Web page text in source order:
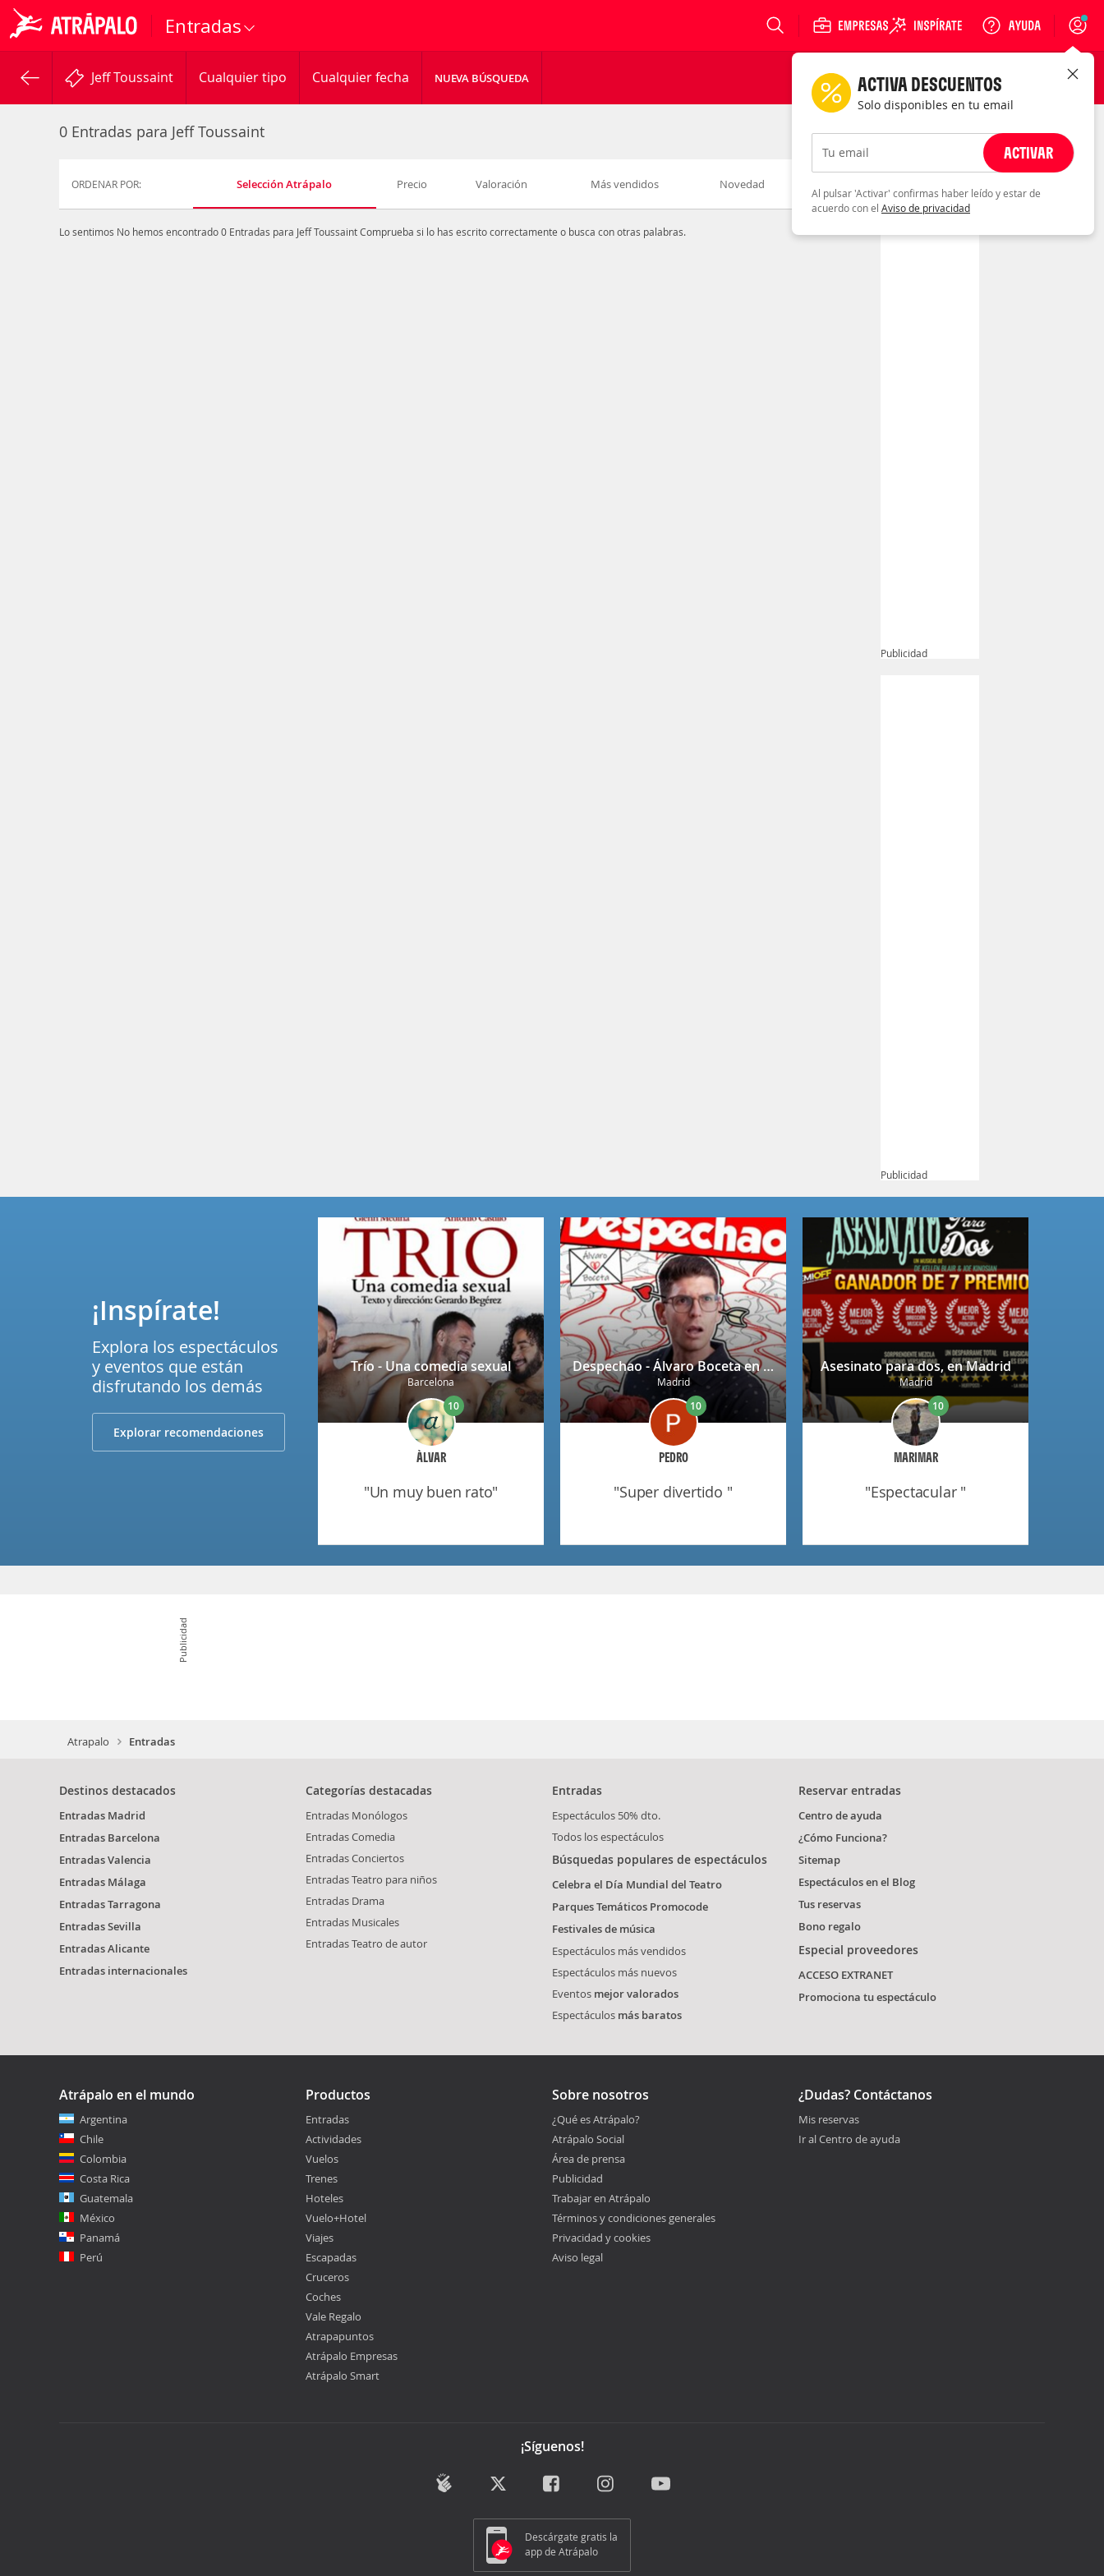
Entradas Login
Jeff Toussaint Cualquier tipo Cualquier fecha NUEVA BÚSQUEDA
0 Entradas para Jeff Toussaint
ORDENAR POR: Selección Atrápalo Precio Valoración Más vendidos Novedad
Lo sentimos No hemos encontrado 0 Entradas para Jeff ToussaintComprueba si lo has escrito correctamente o busca con otras palabras.
Publicidad
Publicidad
Trío - Una comedia sexual
Barcelona
ÀLVAR
10
"un muy buen rato"
Despechao - Álvaro Boceta en Madrid
Madrid
PEDRO
10
"super divertido "
Asesinato para dos, en Madrid
Madrid
MARIMAR
10
"espectacular "
¡Inspírate!
Explora los espectáculos
y eventos que están
disfrutando los demás
Explorar recomendaciones
Publicidad
Atrapalo Entradas
Destinos destacados
Entradas Madrid
Entradas Barcelona
Entradas Valencia
Entradas Málaga
Entradas Tarragona
Entradas Sevilla
Entradas Alicante
Entradas internacionales
Categorías destacadas
Entradas Monólogos
Entradas Comedia
Entradas Conciertos
Entradas Teatro para niños
Entradas Drama
Entradas Musicales
Entradas Teatro de autor
Entradas
Espectáculos 50% dto.
Todos los espectáculos
Búsquedas populares de espectáculos
Celebra el Día Mundial del Teatro
Parques Temáticos Promocode
Festivales de música
Espectáculos más vendidos
Espectáculos más nuevos
Eventos mejor valorados
Espectáculos más baratos
Reservar entradas
Centro de ayuda
¿Cómo Funciona?
Sitemap
Espectáculos en el Blog
Tus reservas
Bono regalo
Especial proveedores
ACCESO EXTRANET
Promociona tu espectáculo
Atrápalo en el mundo
Argentina
Chile
Colombia
Costa Rica
Guatemala
México
Panamá
Perú
Productos
Entradas
Actividades
Vuelos
Trenes
Hoteles
Vuelo+Hotel
Viajes
Escapadas
Cruceros
Coches
Vale Regalo
Atrapapuntos
Atrápalo Empresas
Atrápalo Smart
Sobre nosotros
¿Qué es Atrápalo?
Atrápalo Social
Área de prensa
Publicidad
Trabajar en Atrápalo
Términos y condiciones generales
Privacidad y cookies
Aviso legal
¿Dudas? Contáctanos
Mis reservas
Ir al Centro de ayuda
¡Síguenos!
Descárgate gratis la
app de Atrápalo
ACTIVA DESCUENTOS
Solo disponibles en tu email
Tu email ACTIVAR
Al pulsar 'Activar' confirmas haber leído y estar de
acuerdo con el Aviso de privacidad